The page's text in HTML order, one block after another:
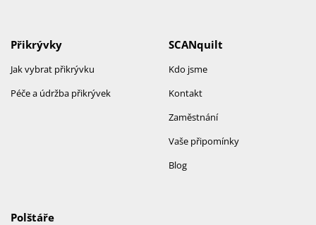
SCANquilt
Kdo jsme
Kontakt
Zaměstnání
Vaše připomínky
Blog
Přikrývky
Jak vybrat přikrývku
Péče a údržba přikrývek
Polštáře